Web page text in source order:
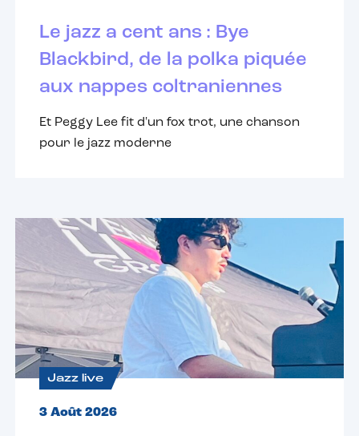
Le jazz a cent ans : Bye
Blackbird, de la polka piquée
aux nappes coltraniennes
Et Peggy Lee fit d'un fox trot, une chanson
pour le jazz moderne
Jazz live
3 Août 2026